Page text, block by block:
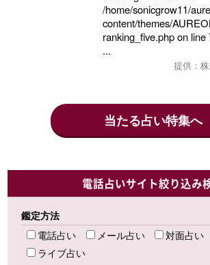
/home/sonicgrow11/
content/themes/
ranking_five.phpon line
...
提供：
当たる占い特集へ
電話占いサイト絞り込み
鑑定方法
電話占い
メール占い 対面占い
ライブ占い